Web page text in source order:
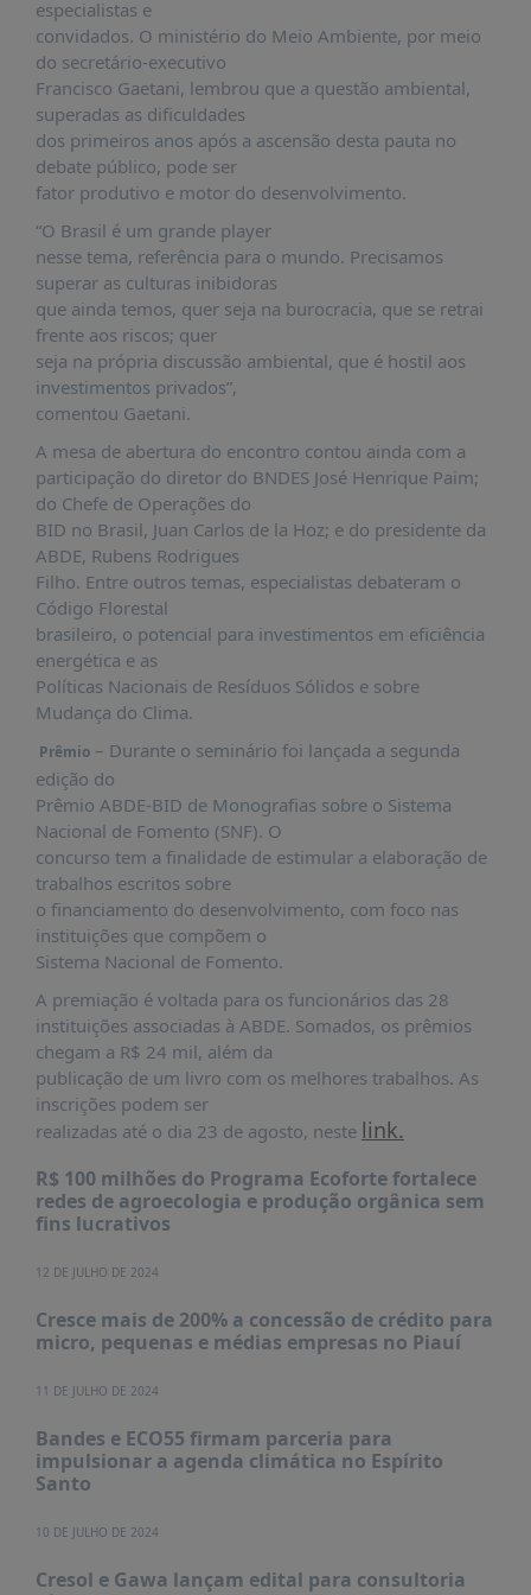
DADOS
FRENTE
PARLAMENTAR
SOBRE
FRENTE
MATERIAIS
INFORMAÇÕES
CURSOS
E
EVENTOS
MATERIAIS
DISPONÍVEIS
PUBLICAÇÕES
REVISTA
RUMOS
LIVROS
ESTUDOS
NOTÍCIAS
PRÊMIO
ABDE-
BID
PRÊMIO
ABDE
DE
JORNALISMO
SABER
CONTATO
especialistas e
convidados. O ministério do Meio Ambiente, por meio
do secretário-executivo
Francisco Gaetani, lembrou que a questão ambiental,
superadas as dificuldades
dos primeiros anos após a ascensão desta pauta no
debate público, pode ser
fator produtivo e motor do desenvolvimento.
“O Brasil é um grande player
nesse tema, referência para o mundo. Precisamos
superar as culturas inibidoras
que ainda temos, quer seja na burocracia, que se retrai
frente aos riscos; quer
seja na própria discussão ambiental, que é hostil aos
investimentos privados”,
comentou Gaetani.
A mesa de abertura do encontro contou ainda com a
participação do diretor do BNDES José Henrique Paim;
do Chefe de Operações do
BID no Brasil, Juan Carlos de la Hoz; e do presidente da
ABDE, Rubens Rodrigues
Filho. Entre outros temas, especialistas debateram o
Código Florestal
brasileiro, o potencial para investimentos em eficiência
energética e as
Políticas Nacionais de Resíduos Sólidos e sobre
Mudança do Clima.
Prêmio– Durante o seminário foi lançada a segunda
edição do
Prêmio ABDE-BID de Monografias sobre o Sistema
Nacional de Fomento (SNF). O
concurso tem a finalidade de estimular a elaboração de
trabalhos escritos sobre
o financiamento do desenvolvimento, com foco nas
instituições que compõem o
Sistema Nacional de Fomento.
A premiação é voltada para os funcionários das 28
instituições associadas à ABDE. Somados, os prêmios
chegam a R$ 24 mil, além da
publicação de um livro com os melhores trabalhos. As
inscrições podem ser
realizadas até o dia 23 de agosto, neste link.
R$ 100 milhões do Programa Ecoforte fortalece
redes de agroecologia e produção orgânica sem
fins lucrativos
12 DE JULHO DE 2024
Cresce mais de 200% a concessão de crédito para
micro, pequenas e médias empresas no Piauí
11 DE JULHO DE 2024
Bandes e ECO55 firmam parceria para
impulsionar a agenda climática no Espírito
Santo
10 DE JULHO DE 2024
Cresol e Gawa lançam edital para consultoria